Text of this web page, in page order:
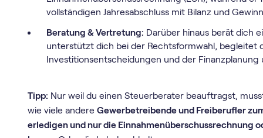
vollständigen Jahresabschluss mit Bilanz und
Beratung & Vertretung: Darüber hinaus berät dich
unterstützt dich bei der Rechtsformwahl, begleitet
Investitionsentscheidungen und der
Tipp: Nur weil du einen Steuerberater beauftragst,
wie viele andereGewerbetreibende und Freiberufler
erledigen und nur die Einnahmenüberschussrechnung